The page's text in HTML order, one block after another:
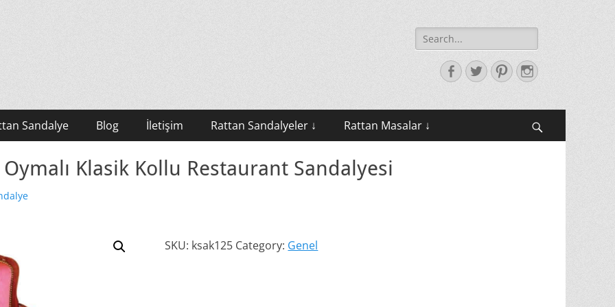
Search
for:
Facebook
TwitterPinterestInstagram
Sandalye Blog İletişim Rattan Sandalyeler ↓ Rattan Masalar ↓
Oymalı Klasik Kollu Restaurant Sandalyesi
SKU: ksak125 Category: Genel